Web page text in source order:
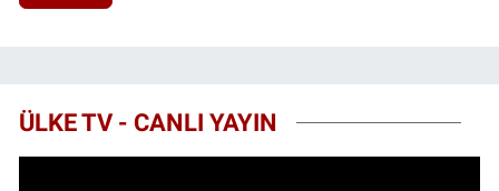
ÜLKE TV - CANLI YAYIN